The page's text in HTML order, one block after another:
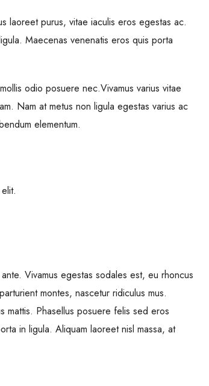
laoreet purus, vitae iaculis eros egestas ac.
Maecenas venenatis eros quis porta
odio posuere nec.Vivamus varius vitae
Nam at metus non ligula egestas varius ac
elementum.
Vivamus egestas sodales est, eu rhoncus
montes, nascetur ridiculus mus.
mattis. Phasellus posuere felis sed eros
in ligula. Aliquam laoreet nisl massa, at